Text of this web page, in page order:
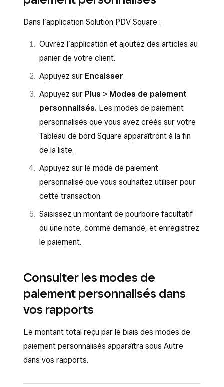
Dans l’application Solution PDV Square :
Ouvrez l’application et ajoutez des articles au
panier de votre client.
Appuyez sur Encaisser.
Appuyez sur Plus > Modes de paiement
personnalisés. Les modes de paiement
personnalisés que vous avez créés sur votre
Tableau de bord Square apparaîtront à la fin
de la liste.
Appuyez sur le mode de paiement
personnalisé que vous souhaitez utiliser pour
cette transaction.
Saisissez un montant de pourboire facultatif
ou une note, comme demandé, et enregistrez
le paiement.
Consulter les modes de
paiement personnalisés dans
vos rapports
Le montant total reçu par le biais des modes de
paiement personnalisés apparaîtra sous Autre
dans vos rapports.